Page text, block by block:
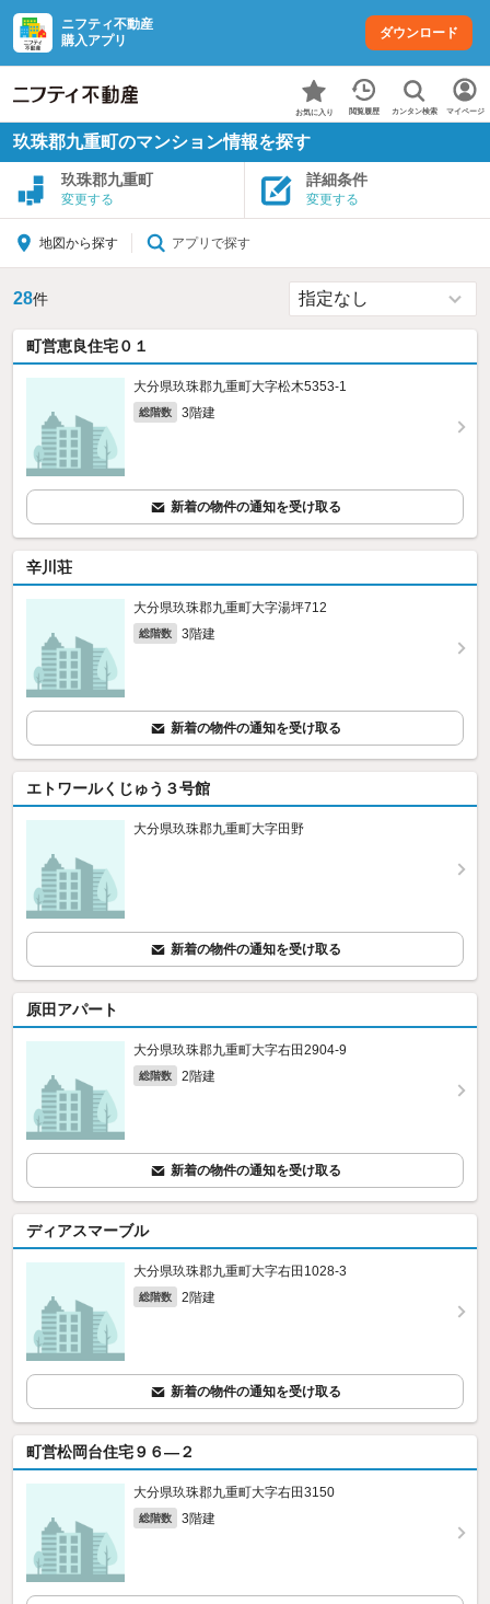
ニフティ不動産
購入アプリ
ダウンロード
お気に入り 閲覧履歴 カンタン検索 マイページ
玖珠郡九重町のマンション情報を探す
玖珠郡九重町
変更する
詳細条件
変更する
地図から探す アプリで探す
28件
町営恵良住宅０１
大分県玖珠郡九重町大字松木5353‐1
総階数 3階建
新着の物件の通知を受け取る
辛川荘
大分県玖珠郡九重町大字湯坪712
総階数 3階建
新着の物件の通知を受け取る
エトワールくじゅう３号館
大分県玖珠郡九重町大字田野
新着の物件の通知を受け取る
原田アパート
大分県玖珠郡九重町大字右田2904‐9
総階数 2階建
新着の物件の通知を受け取る
ディアスマーブル
大分県玖珠郡九重町大字右田1028‐3
総階数 2階建
新着の物件の通知を受け取る
町営松岡台住宅９６—２
大分県玖珠郡九重町大字右田3150
総階数 3階建